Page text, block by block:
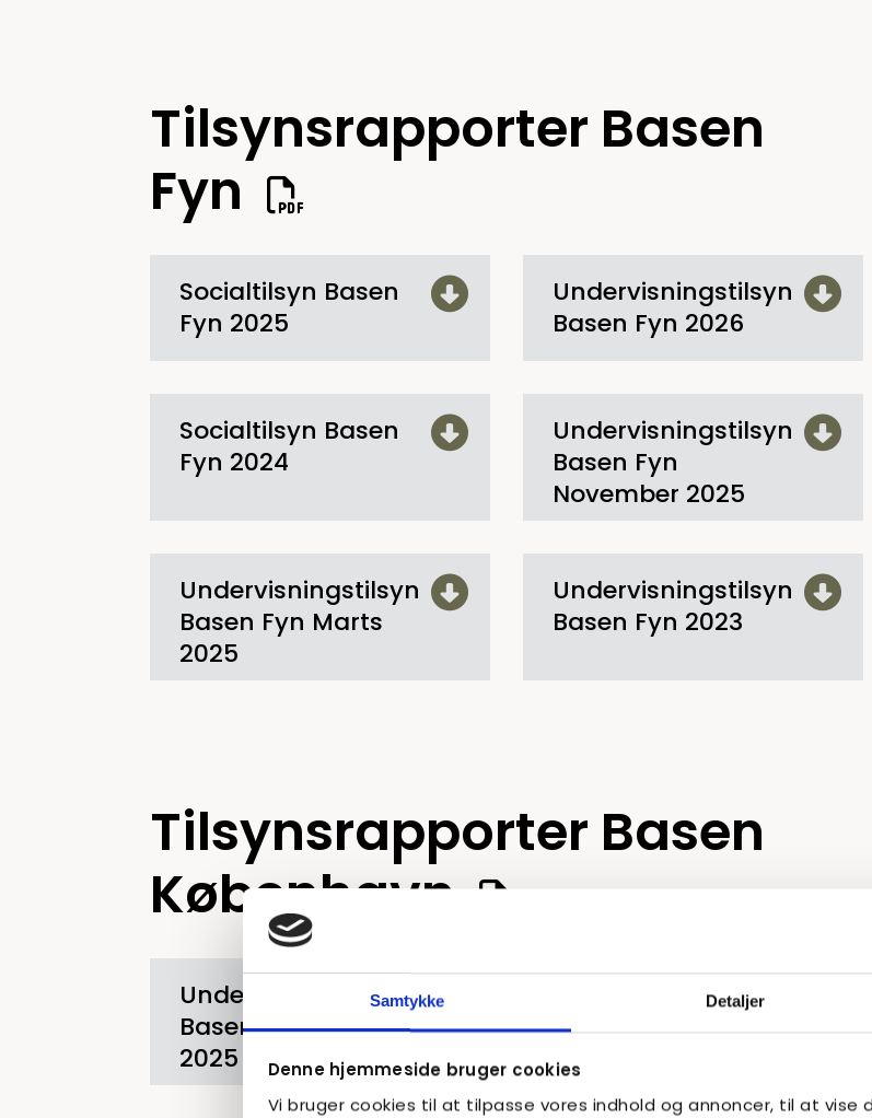
Samtykke Detaljer
Denne hjemmeside bruger cookies
Vi bruger cookies til at tilpasse vores indhold og annoncer, til at
Tilsynsrapporter Basen
Fyn
Socialtilsyn Basen
Fyn 2025
Undervisningstilsyn
Basen Fyn 2026
Socialtilsyn Basen
Fyn 2024
Undervisningstilsyn
Basen Fyn
November 2025
Undervisningstilsyn
Basen Fyn Marts
2025
Undervisningstilsyn
Basen Fyn 2023
Tilsynsrapporter Basen
København
Undervisningstilsyn
Basen KBH 2024
2025
Undervisningstilsyn
Basen KBH 2023
2024 Basen